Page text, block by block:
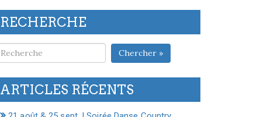
RECHERCHE
Chercher »
ARTICLES RÉCENTS